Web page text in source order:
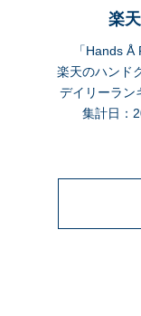
楽
「Hands
楽天のハンド
デイリーラン
集計日：